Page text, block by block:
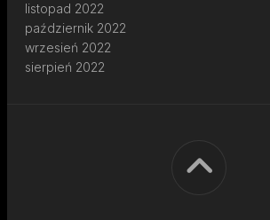
listopad 2022
październik 2022
wrzesień 2022
sierpień 2022